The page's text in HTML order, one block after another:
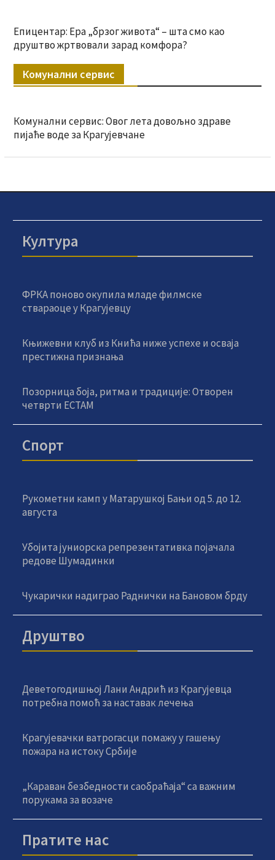
Епицентар: Ера „брзог живота“ – шта смо као
друштво жртвовали зарад комфора?
Комунални сервис
Комунални сервис: Овог лета довољно здраве
пијаће воде за Крагујевчане
Култура
ФРКА поново окупила младе филмске
ствараоце у Крагујевцу
Књижевни клуб из Кнића ниже успехе и осваја
престижна признања
Позорница боја, ритма и традиције: Отворен
четврти ЕСТАМ
Спорт
Рукометни камп у Матарушкој Бањи од 5. до 12.
августа
Убојита јуниорска репрезентативка појачала
редове Шумадинки
Чукарички надиграо Раднички на Бановом брду
Друштво
Деветогодишњој Лани Андрић из Крагујевца
потребна помоћ за наставак лечења
Крагујевачки ватрогасци помажу у гашењу
пожара на истоку Србије
„Караван безбедности саобраћаја“ са важним
порукама за возаче
Пратите нас